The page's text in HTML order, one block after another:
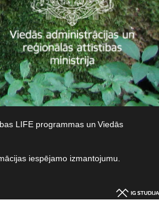
LIFE programmas un Viedās
iespējamo izmantojumu.​